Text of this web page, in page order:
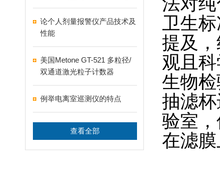
场强测量
论个人剂量报警仪产品技术及
性能
美国Metone GT-521 多粒径/
双通道激光粒子计数器
例举电离室巡测仪的特点
查看全部
卫生
提及
观且科
生物检
抽滤杯
验室
在滤膜